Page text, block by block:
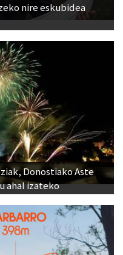
nire eskubidea
Donostiako Aste
ahal izateko